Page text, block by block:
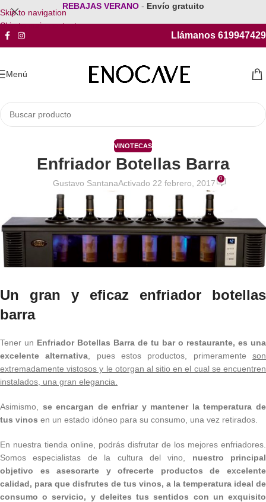
Skip to navigation
Skip to main content
REBAJAS VERANO - Envío gratuito
Llámanos 619947429
Menú
VINOTECAS
Enfriador Botellas Barra
Gustavo SantanaActivado 22 febrero, 2017 0
Un gran y eficaz enfriador botellas
barra
Tener un Enfriador Botellas Barra de tu bar o restaurante, es una
excelente alternativa , pues estos productos, primeramenteson
extremadamente vistosos y le otorgan al sitio en el cual se encuentren
instalados, una gran elegancia.
Asimismo, se encargan de enfriar y mantener la temperatura de
tus vinos en un estado idóneo para su consumo, una vez retirados.
En nuestra tienda online, podrás disfrutar de los mejores enfriadores.
Somos especialistas de la cultura del vino, nuestro principal
objetivo es asesorarte y ofrecerte productos de excelente
calidad, para que disfrutes de tus vinos, a la temperatura ideal de
consumo o servicio, y deleites tus sentidos con un exquisito